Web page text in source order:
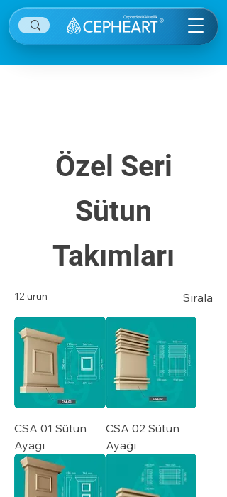
Özel Seri
Sütun
Takımları
12 ürün Sırala
CSA 01 Sütun
Ayağı
CSA 02 Sütun
Ayağı